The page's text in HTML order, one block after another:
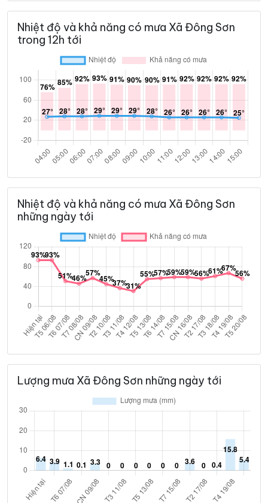
Nhiệt độ và khả năng có mưa Xã Đông Sơn
trong 12h tới
Nhiệt độ và khả năng có mưa Xã Đông Sơn
những ngày tới
Lượng mưa Xã Đông Sơn những ngày tới